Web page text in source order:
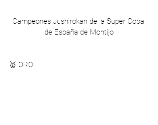
Campeones Jushirokan de la Super Copa
de España de Montijo
🥇 ORO